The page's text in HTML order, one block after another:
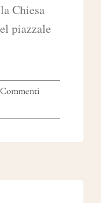
Chiesa
piazzale